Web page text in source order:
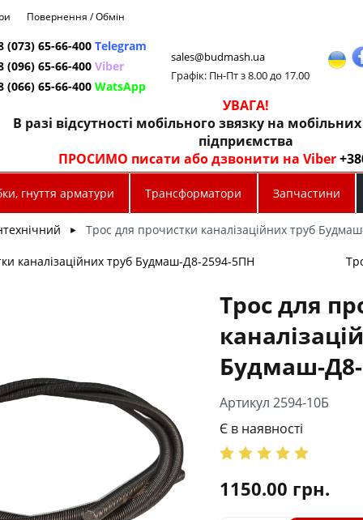
Повернення / Обмін
(073) 65-66-400 Telegram
(096) 65-66-400 Viber
(066) 65-66-400 WatsApp
sales@budmash.ua
Графік: Пн-Пт з 8.00 до 17.00
УВАГА!
В разі відсутності мобільного звязку на
підприємства
ПРОСИМО писати або дзвонити на Viber
гнуття арматури Трансформатори Запчастини
► Трос для прочистки каналізаційних труб
каналізаційних труб Будмаш-Д8-2594-5ПН
Трос для
Будмаш-Д8-
Артикул 2594-10Б
Є в наявності
1150.00 грн.